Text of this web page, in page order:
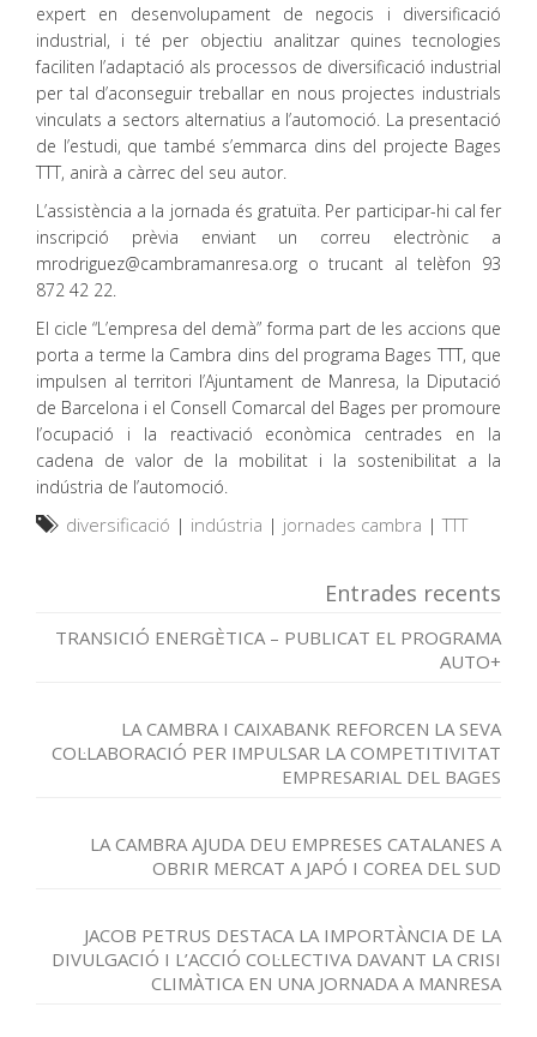
expert en desenvolupament de negocis i diversificació
industrial, i té per objectiu analitzar quines tecnologies
faciliten l’adaptació als processos de diversificació industrial
per tal d’aconseguir treballar en nous projectes industrials
vinculats a sectors alternatius a l’automoció. La presentació
de l’estudi, que també s’emmarca dins del projecte Bages
TTT, anirà a càrrec del seu autor.
L’assistència a la jornada és gratuïta. Per participar-hi cal fer
inscripció prèvia enviant un correu electrònic a
mrodriguez@cambramanresa.org o trucant al telèfon 93
872 42 22.
El cicle “L’empresa del demà” forma part de les accions que
porta a terme la Cambra dins del programa Bages TTT, que
impulsen al territori l’Ajuntament de Manresa, la Diputació
de Barcelona i el Consell Comarcal del Bages per promoure
l’ocupació i la reactivació econòmica centrades en la
cadena de valor de la mobilitat i la sostenibilitat a la
indústria de l’automoció.
diversificació | indústria | jornades cambra |TTT
Entrades recents
TRANSICIÓ ENERGÈTICA – PUBLICAT EL PROGRAMA
AUTO+
LA CAMBRA I CAIXABANK REFORCEN LA SEVA
COL·LABORACIÓ PER IMPULSAR LA COMPETITIVITAT
EMPRESARIAL DEL BAGES
LA CAMBRA AJUDA DEU EMPRESES CATALANES A
OBRIR MERCAT A JAPÓ I COREA DEL SUD
JACOB PETRUS DESTACA LA IMPORTÀNCIA DE LA
DIVULGACIÓ I L’ACCIÓ COL·LECTIVA DAVANT LA CRISI
CLIMÀTICA EN UNA JORNADA A MANRESA